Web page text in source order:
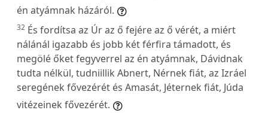
én atyámnak házáról.
32 És fordítsa az Úr az ő fejére az ő vérét, a miért
nálánál igazabb és jobb két férfira támadott, és
megölé őket fegyverrel az én atyámnak, Dávidnak
tudta nélkül, tudniillik Abnert, Nérnek fiát, az Izráel
seregének fővezérét és Amasát, Jéternek fiát, Júda
vitézeinek fővezérét.